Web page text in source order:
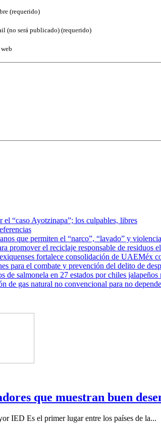
(requerido)
(no será publicado) (requerido)
el “caso Ayotzinapa”; los culpables, libres
que permiten el “narco”, “lavado” y
promover el reciclaje responsable de residuos
fortalece consolidación de UAEMéx
para el combate y prevención del delito de
de salmonela en 27 estados por chiles jalapeños
de gas natural no convencional para no
que muestran buen
IED Es el primer lugar entre los países de la...